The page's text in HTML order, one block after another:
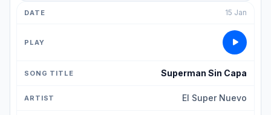
15 Jan
Superman Sin Capa
El Super Nuevo